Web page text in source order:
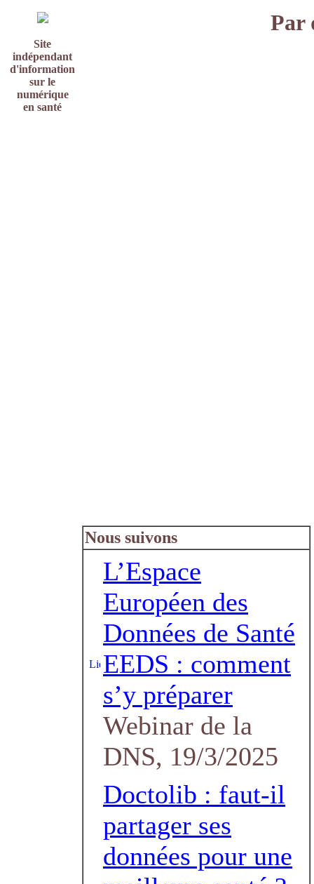
Site
indépendant
d'information
sur le
numérique
en santé
Par
Nous suivons
L’Espace
Européen des
Données de Santé
EEDS : comment
s’y préparer
Webinar de la
DNS, 19/3/2025
Doctolib : faut-il
partager ses
données pour une